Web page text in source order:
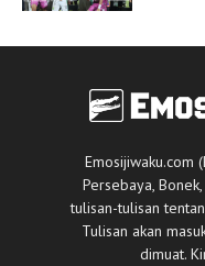
Emosijiwaku.com
Persebaya,
tulisan-tulisan
Tulisan akan
dimuat.